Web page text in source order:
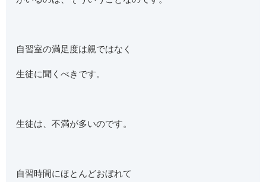
自習室の満足度は親ではなく
生徒に聞くべきです。
生徒は、不満が多いのです。
自習時間にほとんどおぼれて